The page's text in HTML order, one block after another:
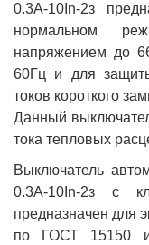
0.3А-10In-2з
нормальном
напряжением до
60Гц и для
токов короткого
Данный
тока тепловых
Выключатель
0.3А-10In-2з с
предназначен для
по ГОСТ 15150 и